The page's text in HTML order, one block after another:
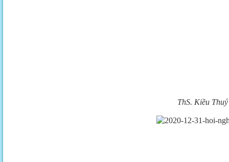
ThS. Kiều